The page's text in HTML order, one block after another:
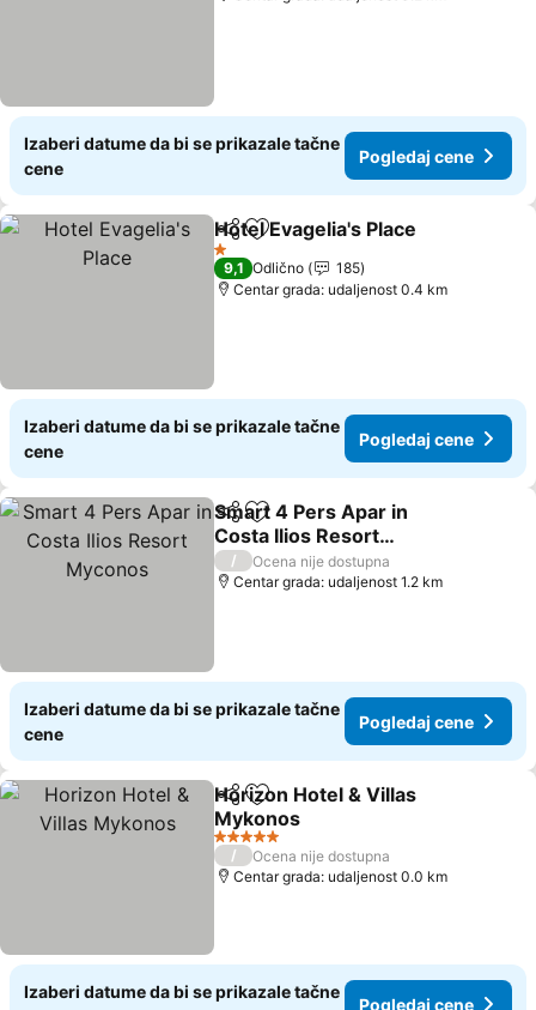
Izaberi datume da bi se prikazale tačne
cene
Pogledaj cene
Deli Dodati u favorite
Hotel Evagelia's Place
1 Zvezdice
9,1 Odlično
185
Centar grada: udaljenost 0.4 km
Izaberi datume da bi se prikazale tačne
cene
Pogledaj cene
Deli Dodati u favorite
Smart 4 Pers Apar in
Costa Ilios Resort
Myconos
/
Ocena nije dostupna
Centar grada: udaljenost 1.2 km
Izaberi datume da bi se prikazale tačne
cene
Pogledaj cene
Deli Dodati u favorite
Horizon Hotel & Villas
Mykonos
5 Zvezdice
/
Ocena nije dostupna
Centar grada: udaljenost 0.0 km
Izaberi datume da bi se prikazale tačne
Pogledaj cene